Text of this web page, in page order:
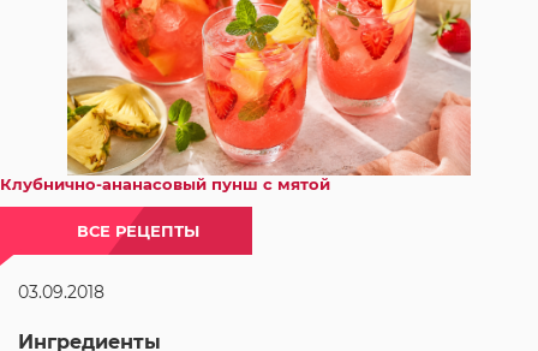
Клубнично-ананасовый пунш с мятой
ВСЕ РЕЦЕПТЫ
03.09.2018
Ингредиенты